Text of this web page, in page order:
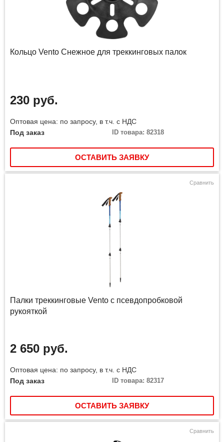
Кольцо Vento Снежное для треккинговых палок
230 руб.
Оптовая цена: по запросу, в т.ч. с НДС
Под заказ
ID товара: 82318
ОСТАВИТЬ ЗАЯВКУ
Сравнить
Палки треккинговые Vento с псевдопробковой
рукояткой
2 650 руб.
Оптовая цена: по запросу, в т.ч. с НДС
Под заказ
ID товара: 82317
ОСТАВИТЬ ЗАЯВКУ
Сравнить